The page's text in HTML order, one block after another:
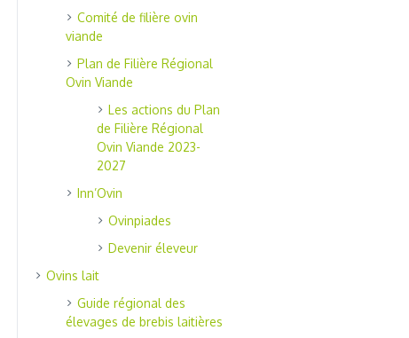
Comité de filière ovin
viande
Plan de Filière Régional
Ovin Viande
Les actions du Plan
de Filière Régional
Ovin Viande 2023-
2027
Inn’Ovin
Ovinpiades
Devenir éleveur
Ovins lait
Guide régional des
élevages de brebis laitières